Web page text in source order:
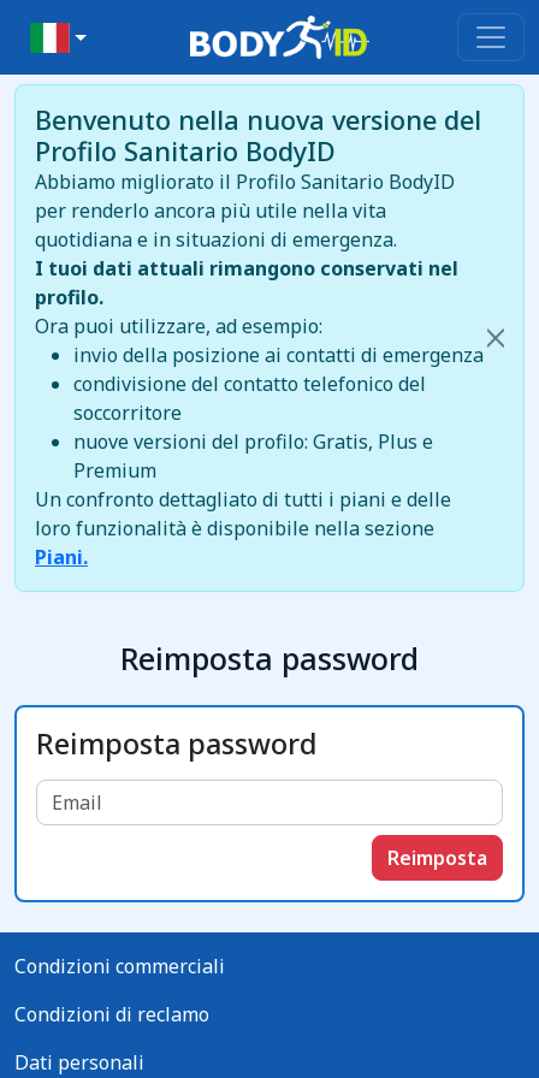
Benvenuto nella nuova versione del
Profilo Sanitario BodyID
Abbiamo migliorato il Profilo Sanitario BodyID
per renderlo ancora più utile nella vita
quotidiana e in situazioni di emergenza.
I tuoi dati attuali rimangono conservati nel
profilo.
Ora puoi utilizzare, ad esempio:
invio della posizione ai contatti di emergenza
condivisione del contatto telefonico del
soccorritore
nuove versioni del profilo: Gratis, Plus e
Premium
Un confronto dettagliato di tutti i piani e delle
loro funzionalità è disponibile nella sezione
Piani.
Reimposta password
Reimposta password
Reimposta
Condizioni commerciali
Condizioni di reclamo
Dati personali